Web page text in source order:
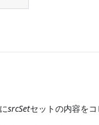
srcSetセットの内容をコ